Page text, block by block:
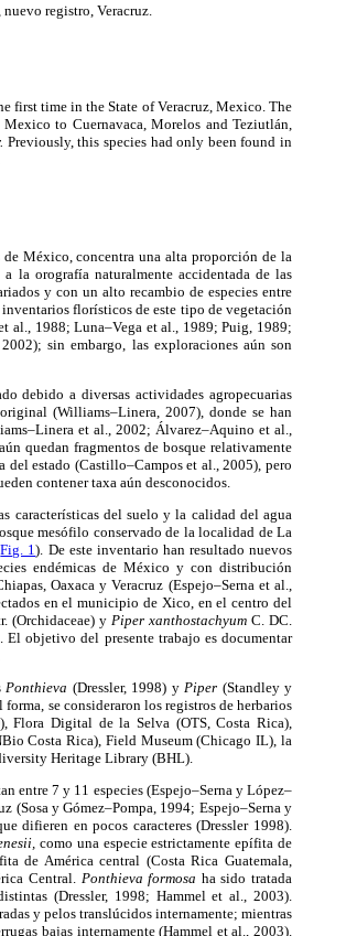
registro, Veracruz.
first time in the State of Veracruz, Mexico. The
to Cuernavaca, Morelos and Teziutlán,
Previously, this species had only been found in
de México, concentra una alta proporción de la
la orografía naturalmente accidentada de las
y con un alto recambio de especies entre
florísticos de este tipo de vegetación
al., 1988; Luna–Vega et al., 1989; Puig, 1989;
sin embargo, las exploraciones aún son
debido a diversas actividades agropecuarias
(Williams–Linera, 2007), donde se han
et al., 2002; Álvarez–Aquino et al.,
quedan fragmentos de bosque relativamente
del estado (Castillo–Campos et al., 2005), pero
contener taxa aún desconocidos.
características del suelo y la calidad del agua
mesófilo conservado de la localidad de La
Fig. 1). De este inventario han resultado nuevos
endémicas de México y con distribución
Oaxaca y Veracruz (Espejo–Serna et al.,
en el municipio de Xico, en el centro del
(Orchidaceae) yPiper xanthostachyumC. DC.
El objetivo del presente trabajo es documentar
Ponthieva (Dressler, 1998) yPiper (Standley y
se consideraron los registros de herbarios
Flora Digital de la Selva (OTS, Costa Rica),
Costa Rica), Field Museum (Chicago IL), la
Heritage Library (BHL).
entre 7 y 11 especies (Espejo–Serna y López–
(Sosa y Gómez–Pompa, 1994; Espejo–Serna y
difieren en pocos caracteres (Dressler 1998).
como una especie estrictamente epífita de
de América central (Costa Rica Guatemala,
Central. Ponthieva formosa ha sido tratada
(Dressler, 1998; Hammel et al., 2003).
y pelos translúcidos internamente; mientras
bajas internamente (Hammel et al., 2003).